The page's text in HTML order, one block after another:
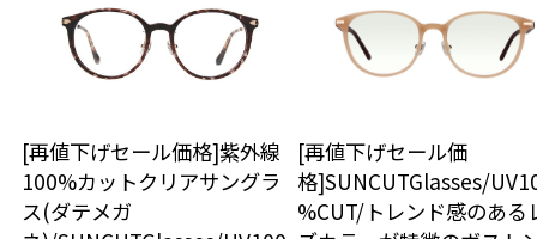
お気に入り
お気に入りリストは
こちら
タッフにご提示ください。
商品発送から6か月を過ぎた場合、又はお客様からの【商品発送メー
ル】のご提示が無かった場合、レンズ代金の他に加工賃として3,300
タイプ
オーバル
フロント素材：メタル
[再値下げセール価格]紫外線
100%カットクリアサングラ
ス(ダテメガ
[再値下げセール価
格]SUNCUTGlasses/
%CUT/トレンド感のある